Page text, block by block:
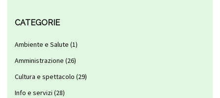
CATEGORIE
Ambiente e Salute (1)
Amministrazione (26)
Cultura e spettacolo (29)
Info e servizi (28)